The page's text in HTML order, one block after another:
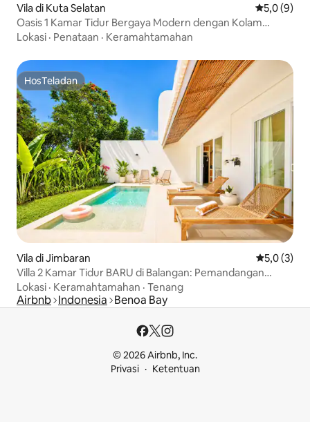
Vila di Kuta Selatan Nilai rata-
5,0 (9)
Oasis 1 Kamar Tidur Bergaya Modern dengan Kolam
Renang Pribadi di Uluwatu
Lokasi · Penataan · Keramahtamahan
HosTeladan
HosTeladan
Vila di Jimbaran Nilai rata-
5,0 (3)
Villa 2 Kamar Tidur BARU di Balangan: Pemandangan
Kolam Renang, Lembah, dan Lapangan Golf
Lokasi · Keramahtamahan · Tenang
Airbnb Indonesia Benoa Bay
© 2026 Airbnb, Inc.
Privasi
Ketentuan